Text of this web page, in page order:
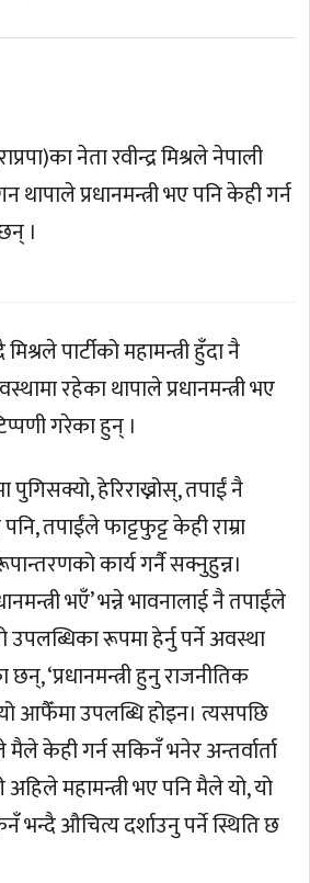
(राप्रपा)का नेता रवीन्द्र मिश्रले नेपाली
थापाले प्रधानमन्त्री भए पनि केही गर्न
।
पार्टीको महामन्त्री हुँदा नै
रहेका थापाले प्रधानमन्त्री भए
गरेका हुन् ।
पुगिसक्यो, हेरिराख्नोस्, तपाईं नै
तपाईंले फाट्टफुट्ट केही राम्रा
कार्य गर्नै सक्नुहुन्न।
भएँ’ भन्ने भावनालाई नै तपाईंले
रूपमा हेर्नु पर्ने अवस्था
‘प्रधानमन्त्री हुनु राजनीतिक
आफैँमा उपलब्धि होइन। त्यसपछि
केही गर्न सकिनँ भनेर अन्तर्वार्ता
महामन्त्री भए पनि मैले यो, यो
भन्दै औचित्य दर्शाउनु पर्ने स्थिति छ